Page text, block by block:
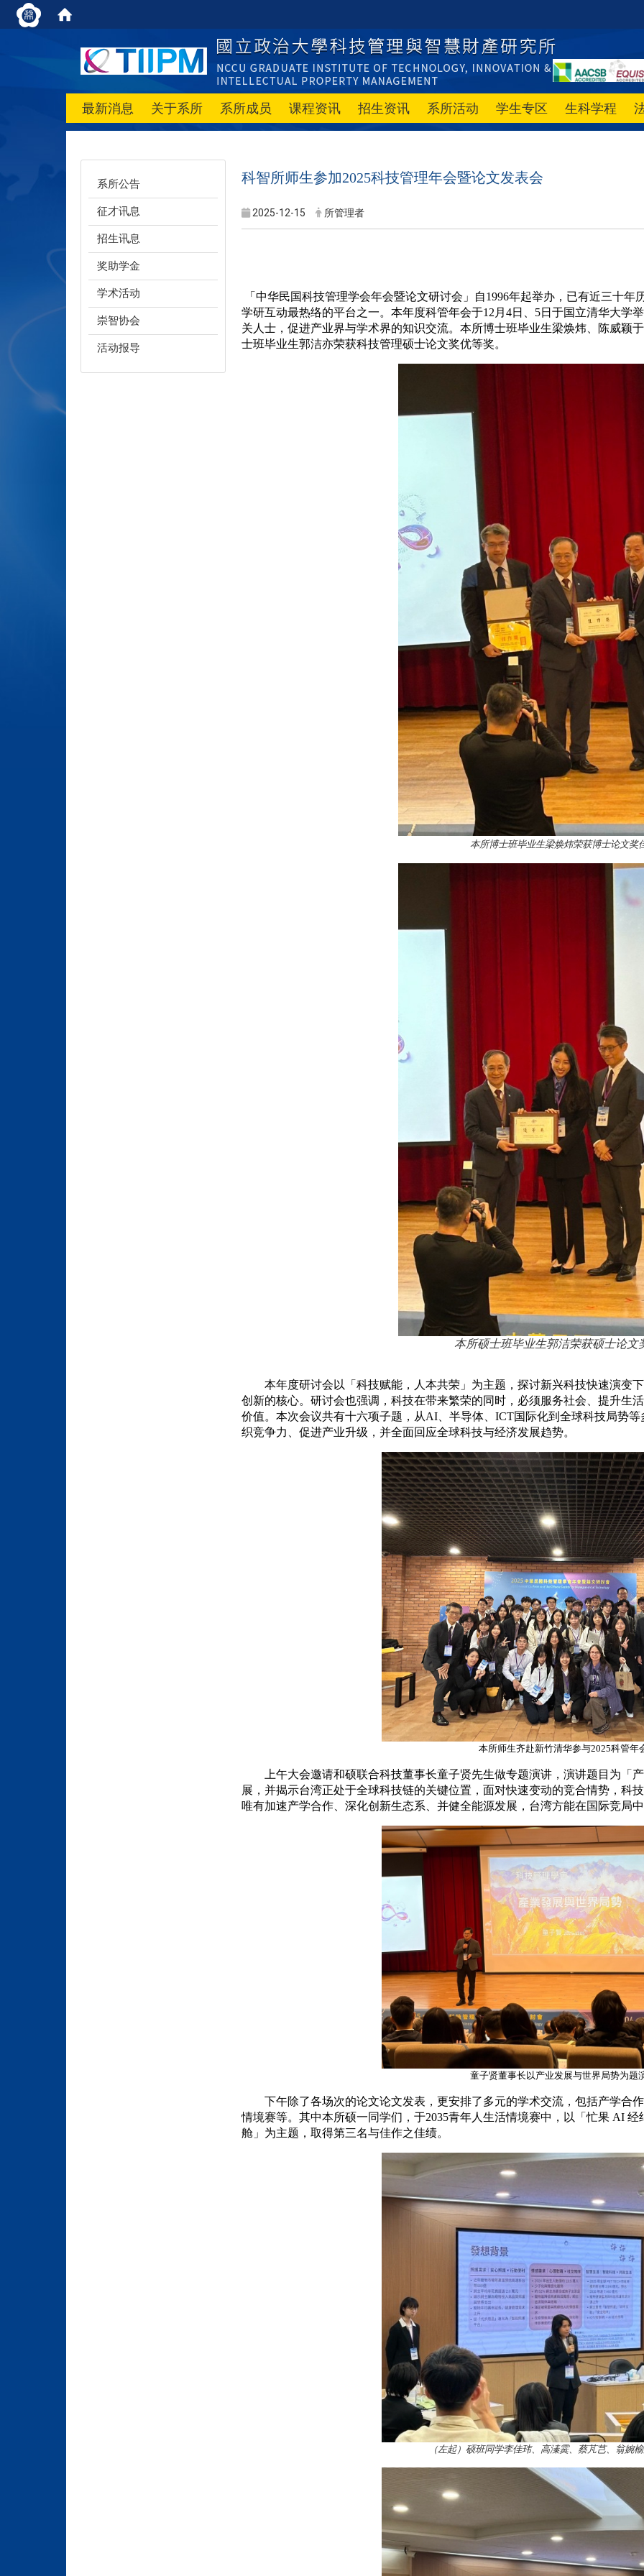
最新消息 关于系所 系所成员 课程资讯 招生资讯 系所活动 学生专区 生科学程
系所公告
征才讯息
招生讯息
奖助学金
学术活动
崇智协会
活动报导
科智所师生参加2025科技管理年会暨论文发表会
2025-12-15 所管理者
学研互动最热络的平台之一。本年度科管年会于12月4日、5日于国立清华大学
关人士，促进产业界与学术界的知识交流。本所博士班毕业生梁焕炜、陈威颖
士班毕业生郭洁亦荣获科技管理硕士论文奖优等奖。
本所博士班毕业生梁焕炜荣获博士论文奖
本所硕士班毕业生郭洁荣获硕士论文
本年度研讨会以「科技赋能，人本共荣」为主题，探讨新兴科技快速演变
创新的核心。研讨会也强调，科技在带来繁荣的同时，必须服务社会、提升生
价值。本次会议共有十六项子题，从AI、半导体、ICT国际化到全球科技局势
织竞争力、促进产业升级，并全面回应全球科技与经济发展趋势。
本所师生齐赴新竹清华参与2025科管年
上午大会邀请和硕联合科技董事长童子贤先生做专题演讲，演讲题目为「
展，并揭示台湾正处于全球科技链的关键位置，面对快速变动的竞合情势，科
唯有加速产学合作、深化创新生态系、并健全能源发展，台湾方能在国际竞局
童子贤董事长以产业发展与世界局势为题
下午除了各场次的论文论文发表，更安排了多元的学术交流，包括产学合
情境赛等。其中本所硕一同学们，于2035青年人生活情境赛中，以「忙果 AI
舱」 为主题，取得第三名与佳作之佳绩。
（左起） 硕班同学李佳玮、高溱霙、蔡芃芑、翁婉